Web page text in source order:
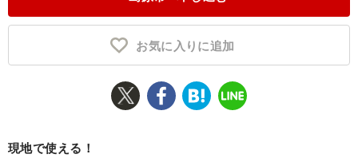
お気に入りに追加
現地で使える！